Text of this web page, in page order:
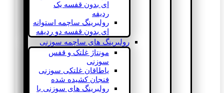
ای بدون قفسه یک
ردیفه
رولبرینگ ساچمه استوانه
ای بدون قفسه دو ردیفه
رولبرینگ های ساچمه سوزنی
مونتاژ غلتک و قفس
سوزنی
یاطاقان غلتکی سوزنی
فنجان کشیده شده
رولبرینگ های سوزنی با